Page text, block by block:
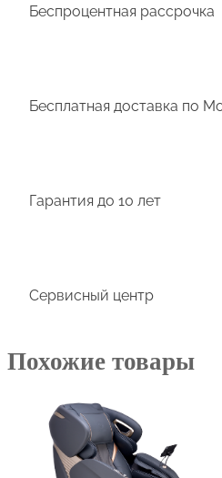
Беспроцентная рассрочка
Бесплатная доставка по
Гарантия до 10 лет
Сервисный центр
Похожие товары